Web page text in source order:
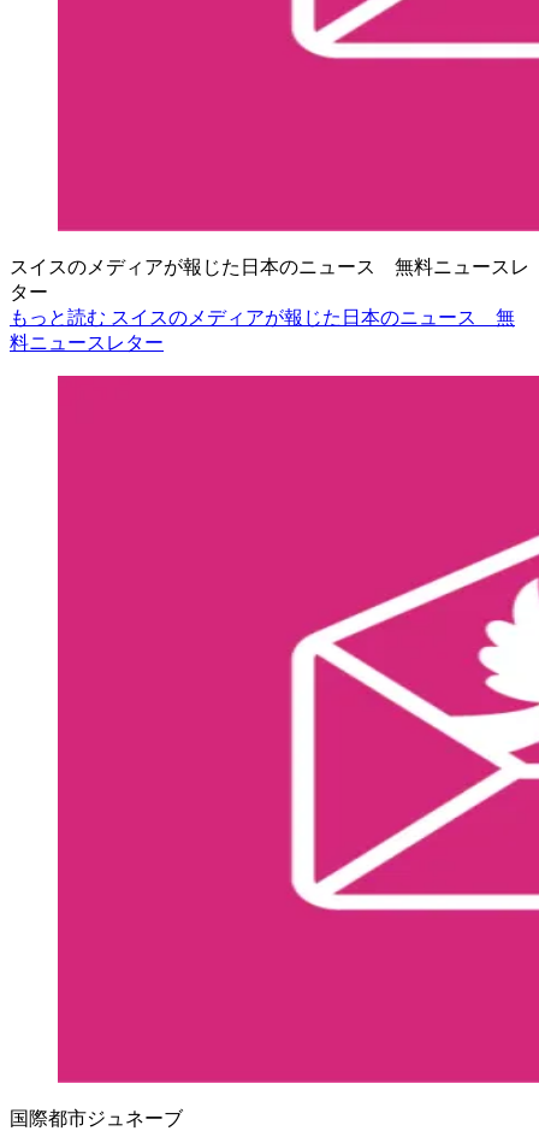
スイスのメディアが報じた日本のニュース 無料ニュースレ
ター
もっと読む スイスのメディアが報じた日本のニュース 無
料ニュースレター
国際都市ジュネーブ